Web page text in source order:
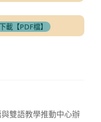
載【PDF檔】
雙語教學推動中心辦